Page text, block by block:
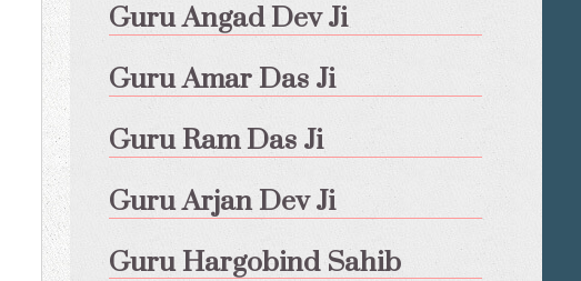
Guru Angad Dev Ji
Guru Amar Das Ji
Guru Ram Das Ji
Guru Arjan Dev Ji
Guru Hargobind Sahib